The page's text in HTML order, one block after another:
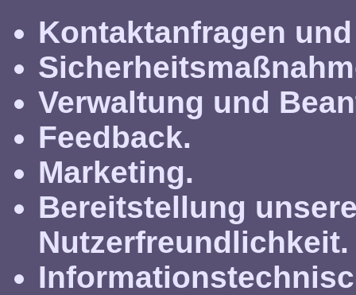
Kontaktanfragen
Verwaltung und
Feedback.
Marketing.
Bereitstellung
Nutzerfreundlichkeit.